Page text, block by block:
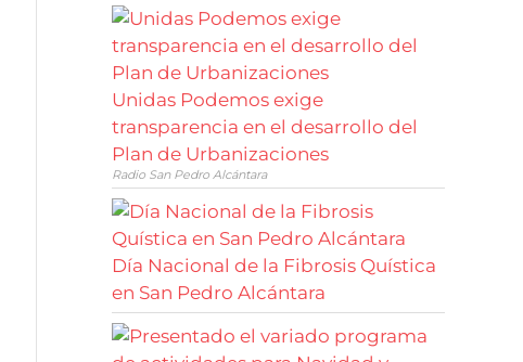
Unidas Podemos exige
transparencia en el desarrollo del
Plan de Urbanizaciones
Radio San Pedro Alcántara
Día Nacional de la Fibrosis Quística
en San Pedro Alcántara